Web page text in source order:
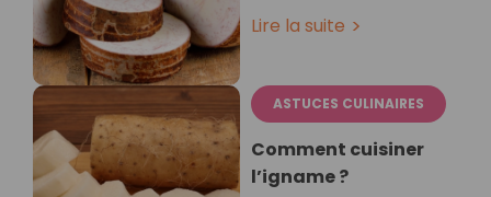
Lire la suite
ASTUCES CULINAIRES
Comment cuisiner
l’igname ?